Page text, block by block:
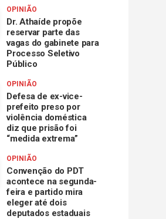
OPINIÃO
Dr. Athaíde propõe
reservar parte das
vagas do gabinete para
Processo Seletivo
Público
OPINIÃO
Defesa de ex-vice-
prefeito preso por
violência doméstica
diz que prisão foi
“medida extrema”
OPINIÃO
Convenção do PDT
acontece na segunda-
feira e partido mira
eleger até dois
deputados estaduais